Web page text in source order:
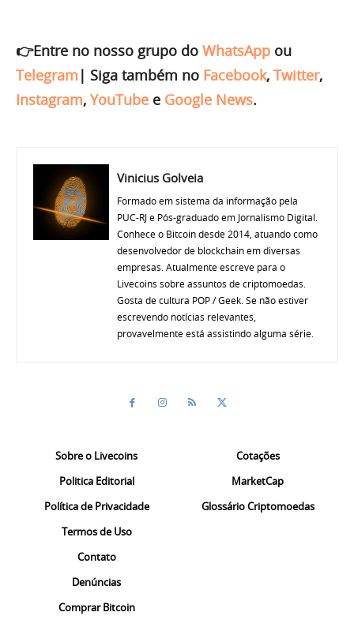
👉Entre no nosso grupo do WhatsApp ou
Telegram | Siga também no Facebook, Twitter,
Instagram, YouTube e Google News.
Vinicius Golveia
Formado em sistema da informação pela
PUC-RJ e Pós-graduado em Jornalismo Digital.
Conhece o Bitcoin desde 2014, atuando como
desenvolvedor de blockchain em diversas
empresas. Atualmente escreve para o
Livecoins sobre assuntos de criptomoedas.
Gosta de cultura POP / Geek. Se não estiver
escrevendo notícias relevantes,
provavelmente está assistindo alguma série.
Sobre o Livecoins
Politica Editorial
Política de Privacidade
Termos de Uso
Contato
Denúncias
Comprar Bitcoin
Cotações
MarketCap
Glossário Criptomoedas